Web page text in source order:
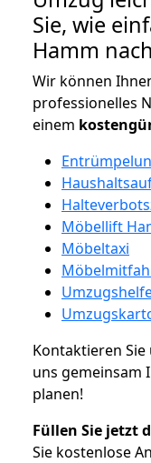
Sie, wie
Hamm
Wir können
professionelles
einem
Möbellift
Möbeltaxi
Kontaktieren Sie
uns gemeinsam
planen!
Füllen Sie jetzt
Sie kostenlose